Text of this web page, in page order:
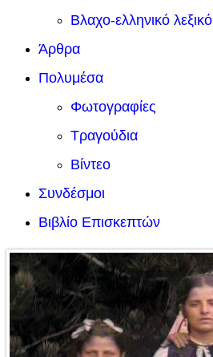
Βλαχο-ελληνικό λεξικό
Άρθρα
Πολυμέσα
Φωτογραφίες
Τραγούδια
Βίντεο
Συνδέσμοι
Βιβλίο Επισκεπτών